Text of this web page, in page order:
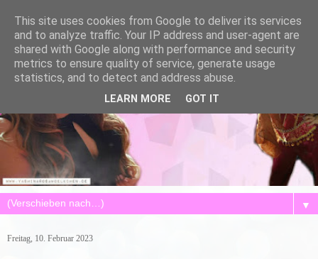
▼
Freitag, 10. Februar 2023
This site uses cookies from Google to deliver its services
and to analyze traffic. Your IP address and user-agent are
shared with Google along with performance and security
metrics to ensure quality of service, generate usage
statistics, and to detect and address abuse.
LEARN MORE GOT IT